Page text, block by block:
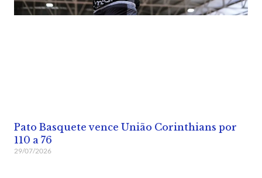
Pato Basquete vence União Corinthians por
110 a 76
29/07/2026